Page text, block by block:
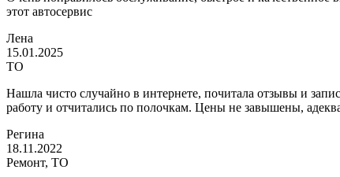
этот автосервис
Лена
15.01.2025
ТО
Нашла чисто случайно в интернете, почитала отзывы и
работу и отчитались по полочкам. Цены не завышены,
Регина
18.11.2022
Ремонт, ТО